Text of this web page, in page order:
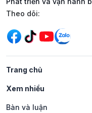
Mạng xã hội
Theo dõi:
Trang chủ
Xem nhiều
Bàn và luận